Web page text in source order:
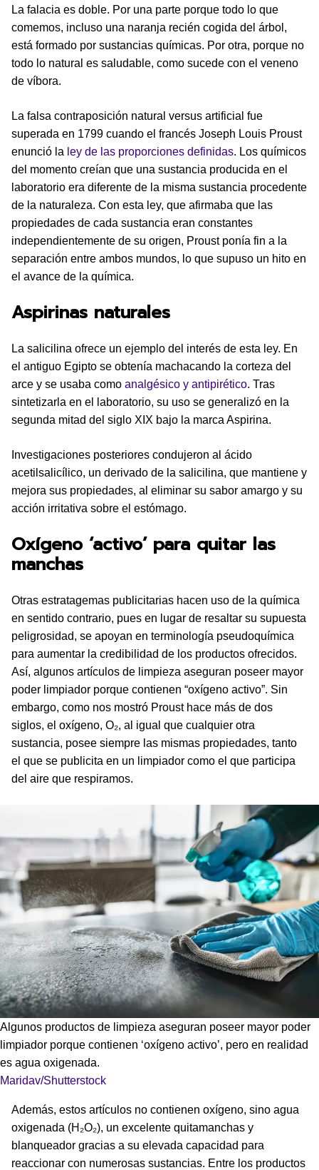
La falacia es doble. Por una parte porque todo lo que
comemos, incluso una naranja recién cogida del árbol,
está formado por sustancias químicas. Por otra, porque no
todo lo natural es saludable, como sucede con el veneno
de víbora.
La falsa contraposición natural versus artificial fue
superada en 1799 cuando el francés Joseph Louis Proust
enunció la ley de las proporciones definidas. Los químicos
del momento creían que una sustancia producida en el
laboratorio era diferente de la misma sustancia procedente
de la naturaleza. Con esta ley, que afirmaba que las
propiedades de cada sustancia eran constantes
independientemente de su origen, Proust ponía fin a la
separación entre ambos mundos, lo que supuso un hito en
el avance de la química.
Aspirinas naturales
La salicilina ofrece un ejemplo del interés de esta ley. En
el antiguo Egipto se obtenía machacando la corteza del
arce y se usaba como analgésico y antipirético. Tras
sintetizarla en el laboratorio, su uso se generalizó en la
segunda mitad del siglo XIX bajo la marca Aspirina.
Investigaciones posteriores condujeron al ácido
acetilsalicílico, un derivado de la salicilina, que mantiene y
mejora sus propiedades, al eliminar su sabor amargo y su
acción irritativa sobre el estómago.
Oxígeno ‘activo’ para quitar las
manchas
Otras estratagemas publicitarias hacen uso de la química
en sentido contrario, pues en lugar de resaltar su supuesta
peligrosidad, se apoyan en terminología pseudoquímica
para aumentar la credibilidad de los productos ofrecidos.
Así, algunos artículos de limpieza aseguran poseer mayor
poder limpiador porque contienen “oxígeno activo”. Sin
embargo, como nos mostró Proust hace más de dos
siglos, el oxígeno, O₂, al igual que cualquier otra
sustancia, posee siempre las mismas propiedades, tanto
el que se publicita en un limpiador como el que participa
del aire que respiramos.
Algunos productos de limpieza aseguran poseer mayor poder
limpiador porque contienen ‘oxígeno activo’, pero en realidad
es agua oxigenada.
Maridav/Shutterstock
Además, estos artículos no contienen oxígeno, sino agua
oxigenada (H₂O₂), un excelente quitamanchas y
blanqueador gracias a su elevada capacidad para
reaccionar con numerosas sustancias. Entre los productos